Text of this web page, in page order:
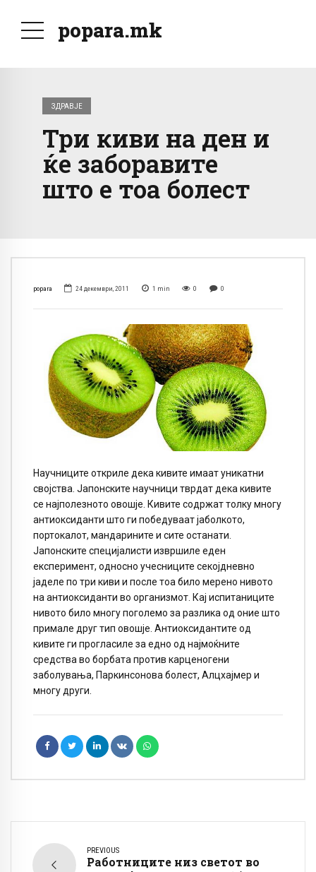
popara.mk
ЗДРАВЈЕ
Три киви на ден и
ќе заборавите
што е тоа болест
popara 24 декември, 2011 1 min 0 0
Научниците откриле дека кивите имаат уникатни
својства. Јапонските научници тврдат дека кивите
се најполезното овошје. Кивите содржат толку многу
антиоксиданти што ги победуваат јаболкото,
портокалот, мандарините и сите останати.
Јапонските специјалисти извршиле еден
експеримент, односно учесниците секојдневно
јаделе по три киви и после тоа било мерено нивото
на антиоксиданти во организмот. Кај испитаниците
нивото било многу поголемо за разлика од оние што
примале друг тип овошје. Антиоксидантите од
кивите ги прогласиле за едно од најмоќните
средства во борбата против карценогени
заболувања, Паркинсонова болест, Алцхајмер и
многу други.
PREVIOUS
Работниците низ светот во